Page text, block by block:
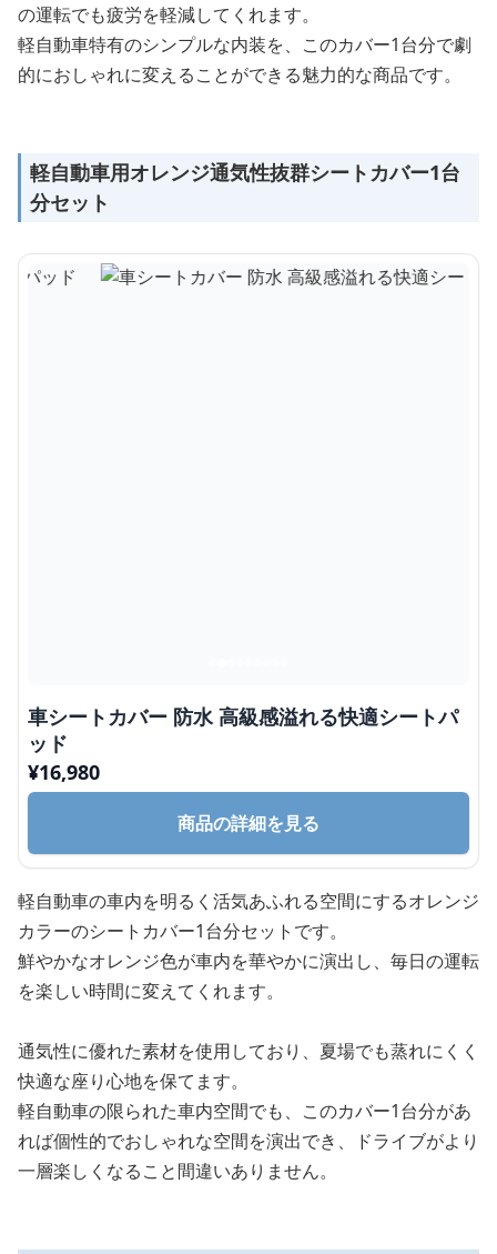
の運転でも疲労を軽減してくれます。
軽自動車特有のシンプルな内装を、このカバー1台分で劇
的におしゃれに変えることができる魅力的な商品です。
軽自動車用オレンジ通気性抜群シートカバー1台
分セット
車シートカバー 防水 高級感溢れる快適シートパ
ッド
¥16,980
商品の詳細を見る
軽自動車の車内を明るく活気あふれる空間にするオレンジ
カラーのシートカバー1台分セットです。
鮮やかなオレンジ色が車内を華やかに演出し、毎日の運転
を楽しい時間に変えてくれます。
通気性に優れた素材を使用しており、夏場でも蒸れにくく
快適な座り心地を保てます。
軽自動車の限られた車内空間でも、このカバー1台分があ
れば個性的でおしゃれな空間を演出でき、ドライブがより
一層楽しくなること間違いありません。